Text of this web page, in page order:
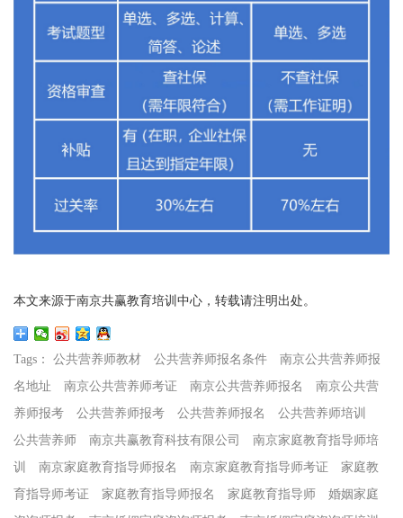
本文来源于南京共赢教育培训中心，转载请注明出处。
Tags： 公共营养师教材 公共营养师报名条件
南京公共营养师报
名地址
南京公共营养师考证 南京公共营养师报名
南京公共营
养师报考
公共营养师报考 公共营养师报名
公共营养师培训
公共营养师
南京共赢教育科技有限公司
南京家庭教育指导师培
训
南京家庭教育指导师报名 南京家庭教育指导师考证
家庭教
育指导师考证
家庭教育指导师报名 家庭教育指导师
婚姻家庭